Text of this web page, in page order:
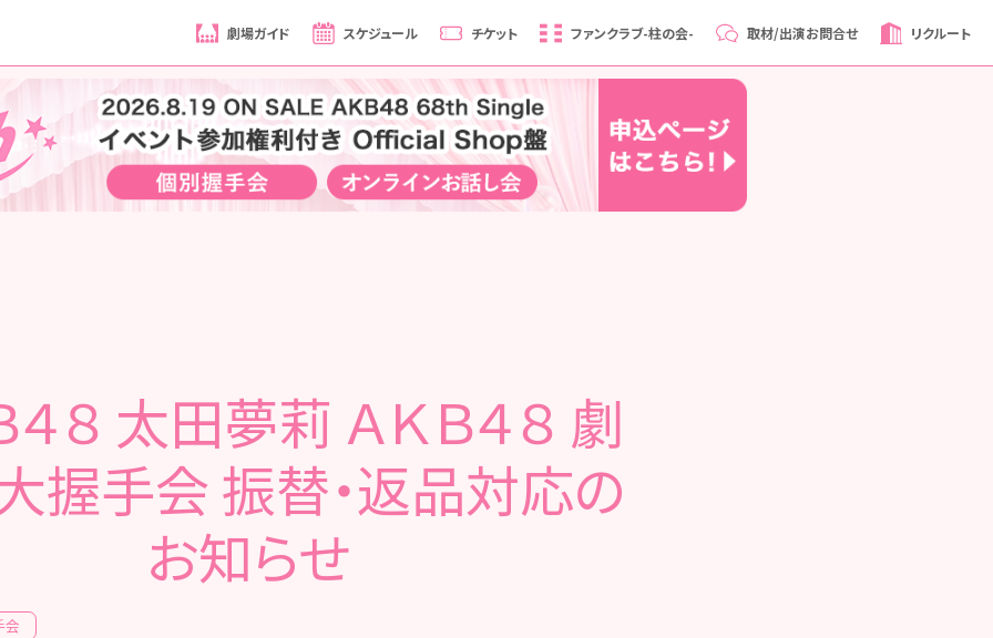
劇場ガイド スケジュール チケット ファンクラブ-柱の会- 取材/出演お問合せ リクルート
４８ 太田夢莉 ＡＫＢ４８ 劇
握手会 振替・返品対応の
お知らせ
会